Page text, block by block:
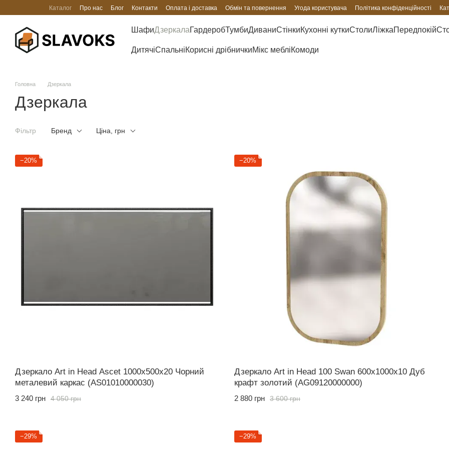
Перейти до основного контенту
Каталог Про нас Блог Контакти Оплата і доставка Обмін та повернення Угода користувача Політика конфіденційності
ШафиДзеркалаГардеробТумбиДиваниСтінкиКухонні куткиСтолиЛіжкаПередпокій
ДитячіСпальніКорисні дрібничкиМікс мебліКомоди
Головна Дзеркала
Дзеркала
Фільтр Бренд Ціна, грн
−20%
Дзеркало Art in Head Ascet 1000x500x20 Чорний
металевий каркас (AS01010000030)
4 050 грн
3 240 грн
−20%
Дзеркало Art in Head 100 Swan 600x1000x10 Дуб
крафт золотий (AG09120000000)
3 600 грн
2 880 грн
−29% −29%